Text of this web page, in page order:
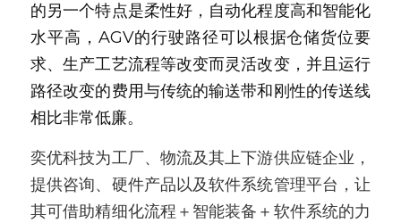
的另一个特点是柔性好，自动化程度高和智能化
水平高，AGV的行驶路径可以根据仓储货位要
求、生产工艺流程等改变而灵活改变，并且运行
路径改变的费用与传统的输送带和刚性的传送线
相比非常低廉。
奕优科技为工厂、物流及其上下游供应链企业，
提供咨询、硬件产品以及软件系统管理平台，让
其可借助精细化流程＋智能装备＋软件系统的力